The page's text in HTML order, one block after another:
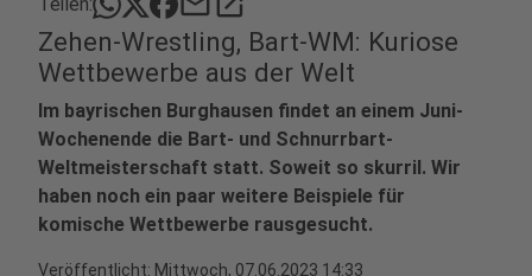
Zehen-Wrestling, Bart-WM: Kuriose
Wettbewerbe aus der Welt
Im bayrischen Burghausen findet an einem Juni-
Wochenende die Bart- und Schnurrbart-
Weltmeisterschaft statt. Soweit so skurril. Wir
haben noch ein paar weitere Beispiele für
komische Wettbewerbe rausgesucht.
Veröffentlicht: Mittwoch, 07.06.2023 14:33